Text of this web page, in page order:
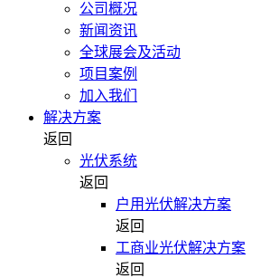
公司概况
新闻资讯
全球展会及活动
项目案例
加入我们
解决方案
返回
光伏系统
返回
户用光伏解决方案
返回
工商业光伏解决方案
返回